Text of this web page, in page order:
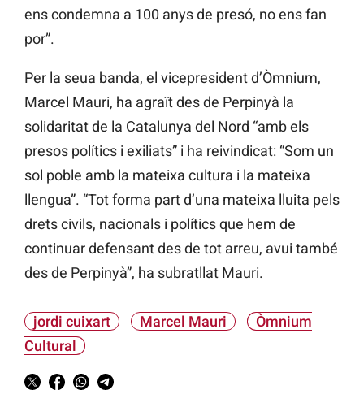
ens condemna a 100 anys de presó, no ens fan
por”.
Per la seua banda, el vicepresident d’Òmnium,
Marcel Mauri, ha agraït des de Perpinyà la
solidaritat de la Catalunya del Nord “amb els
presos polítics i exiliats” i ha reivindicat: “Som un
sol poble amb la mateixa cultura i la mateixa
llengua”. “Tot forma part d’una mateixa lluita pels
drets civils, nacionals i polítics que hem de
continuar defensant des de tot arreu, avui també
des de Perpinyà”, ha subratllat Mauri.
jordi cuixart Marcel Mauri
Òmnium
Cultural